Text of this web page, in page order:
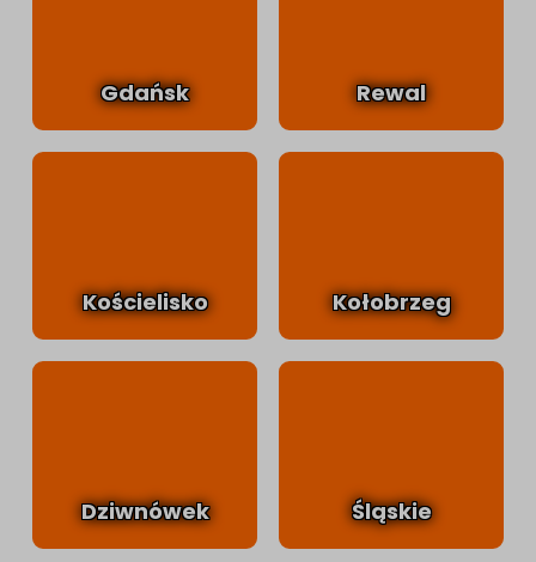
Gdańsk Rewal
Kościelisko Kołobrzeg
Dziwnówek Śląskie